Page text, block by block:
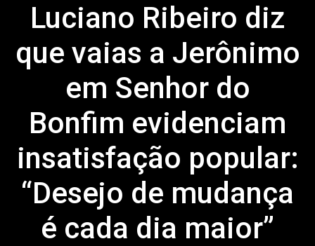
Luciano Ribeiro diz
que vaias a Jerônimo
em Senhor do
Bonfim evidenciam
insatisfação popular:
“Desejo de mudança
é cada dia maior”